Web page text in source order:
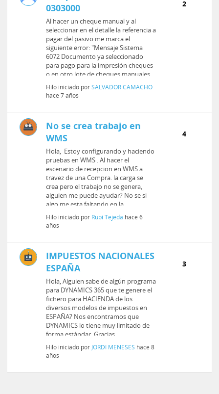
0303000
Al hacer un cheque manual y al
seleccionar en el detalle la referencia a
pagar del pasivo me marca el
siguiente error: "Mensaje Sistema
6072 Documento ya seleccionado
para pago para la impresión cheques
o en otro lote de cheques manuales
no...
Hilo iniciado porSALVADOR CAMACHO
hace 7 años
2
No se crea trabajo en
WMS
Hola, Estoy configurando y haciendo
pruebas en WMS . Al hacer el
escenario de recepcion en WMS a
travez de una Compra. la carga se
crea pero el trabajo no se genera,
alguien me puede ayudar? No se si
algo me esta faltando en la
configuracion...
Hilo iniciado por Rubi Tejeda hace 6
años
4
IMPUESTOS NACIONALES
ESPAÑA
Hola, Alguien sabe de algún programa
para DYNAMICS 365 que te genere el
fichero para HACIENDA de los
diversos modelos de impuestos en
ESPAÑA? Nos encontramos que
DYNAMICS lo tiene muy limitado de
forma estándar. Gracias,
Hilo iniciado por JORDI MENESES hace 8
años
3